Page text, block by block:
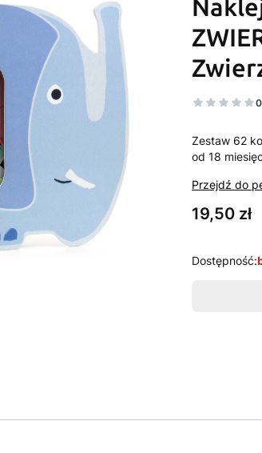
Zestaw 62
od 18
Przejdź do
Cena
19,50 zł
Dostępność: